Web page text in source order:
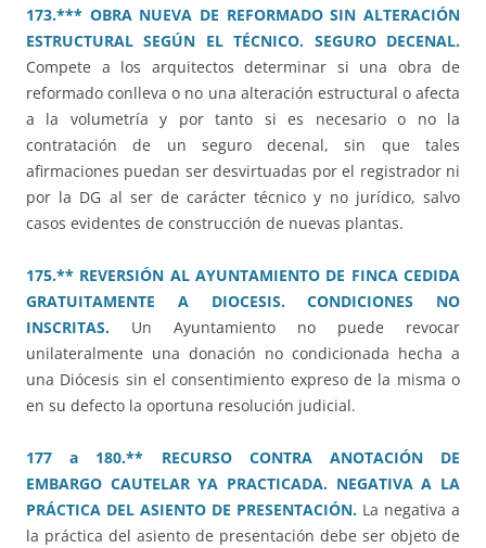
173.*** OBRA NUEVA DE REFORMADO SIN ALTERACIÓN
ESTRUCTURAL SEGÚN EL TÉCNICO. SEGURO DECENAL.
Compete a los arquitectos determinar si una obra de
reformado conlleva o no una alteración estructural o afecta
a la volumetría y por tanto si es necesario o no la
contratación de un seguro decenal, sin que tales
afirmaciones puedan ser desvirtuadas por el registrador ni
por la DG al ser de carácter técnico y no jurídico, salvo
casos evidentes de construcción de nuevas plantas.
175.** REVERSIÓN AL AYUNTAMIENTO DE FINCA CEDIDA
GRATUITAMENTE A DIOCESIS. CONDICIONES NO
INSCRITAS.
Un Ayuntamiento no puede revocar
unilateralmente una donación no condicionada hecha a
una Diócesis sin el consentimiento expreso de la misma o
en su defecto la oportuna resolución judicial.
177 a 180.** RECURSO CONTRA ANOTACIÓN DE
EMBARGO CAUTELAR YA PRACTICADA. NEGATIVA A LA
PRÁCTICA DEL ASIENTO DE PRESENTACIÓN. La negativa a
la práctica del asiento de presentación debe ser objeto de